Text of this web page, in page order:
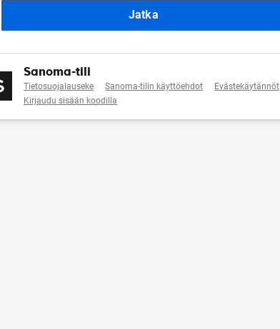
Jatka
Sanoma-tili
Tietosuojalauseke Sanoma-tilin käyttöehdot
Evästekäytännöt
Kirjaudu sisään koodilla